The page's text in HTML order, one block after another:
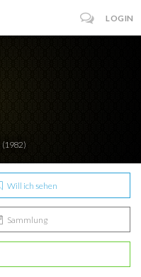
LOGIN
(1982)
Will ich sehen
Sammlung